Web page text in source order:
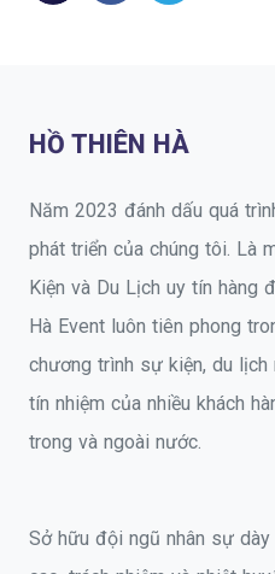
HỒ THIÊN HÀ
Năm 2023 đánh dấu quá
phát triển của chúng tôi. Là
Kiện và Du Lịch uy tín hàng
Hà Event luôn tiên phong
chương trình sự kiện, du
tín nhiệm của nhiều khách
trong và ngoài nước.
Sở hữu đội ngũ nhân sự dày